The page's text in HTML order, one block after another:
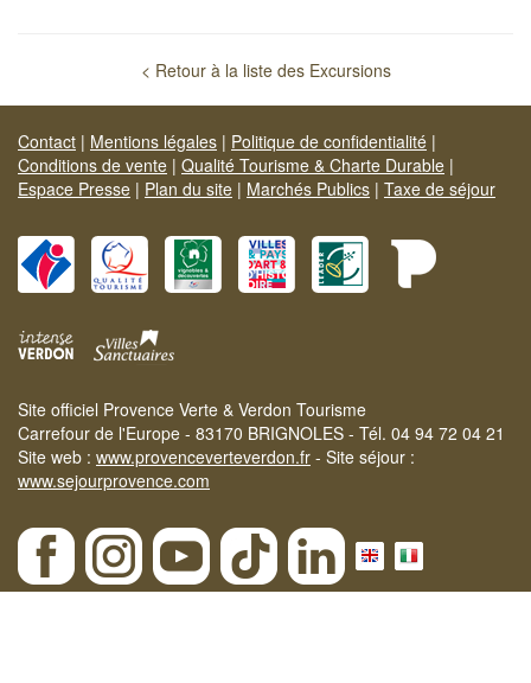
< Retour à la liste des Excursions
Contact | Mentions légales | Politique de confidentialité |
Conditions de vente | Qualité Tourisme & Charte Durable |
Espace Presse | Plan du site | Marchés Publics | Taxe de séjour
Site officiel Provence Verte & Verdon Tourisme
Carrefour de l'Europe - 83170 BRIGNOLES - Tél. 04 94 72 04 21
Site web : www.provenceverteverdon.fr - Site séjour :
www.sejourprovence.com